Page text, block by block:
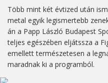
Több mint két évtized után
metal egyik legismertebb
án a Papp László Budapest
teljes egészében eljátssza a
emellett természetesen a
maradnak ki a programból.